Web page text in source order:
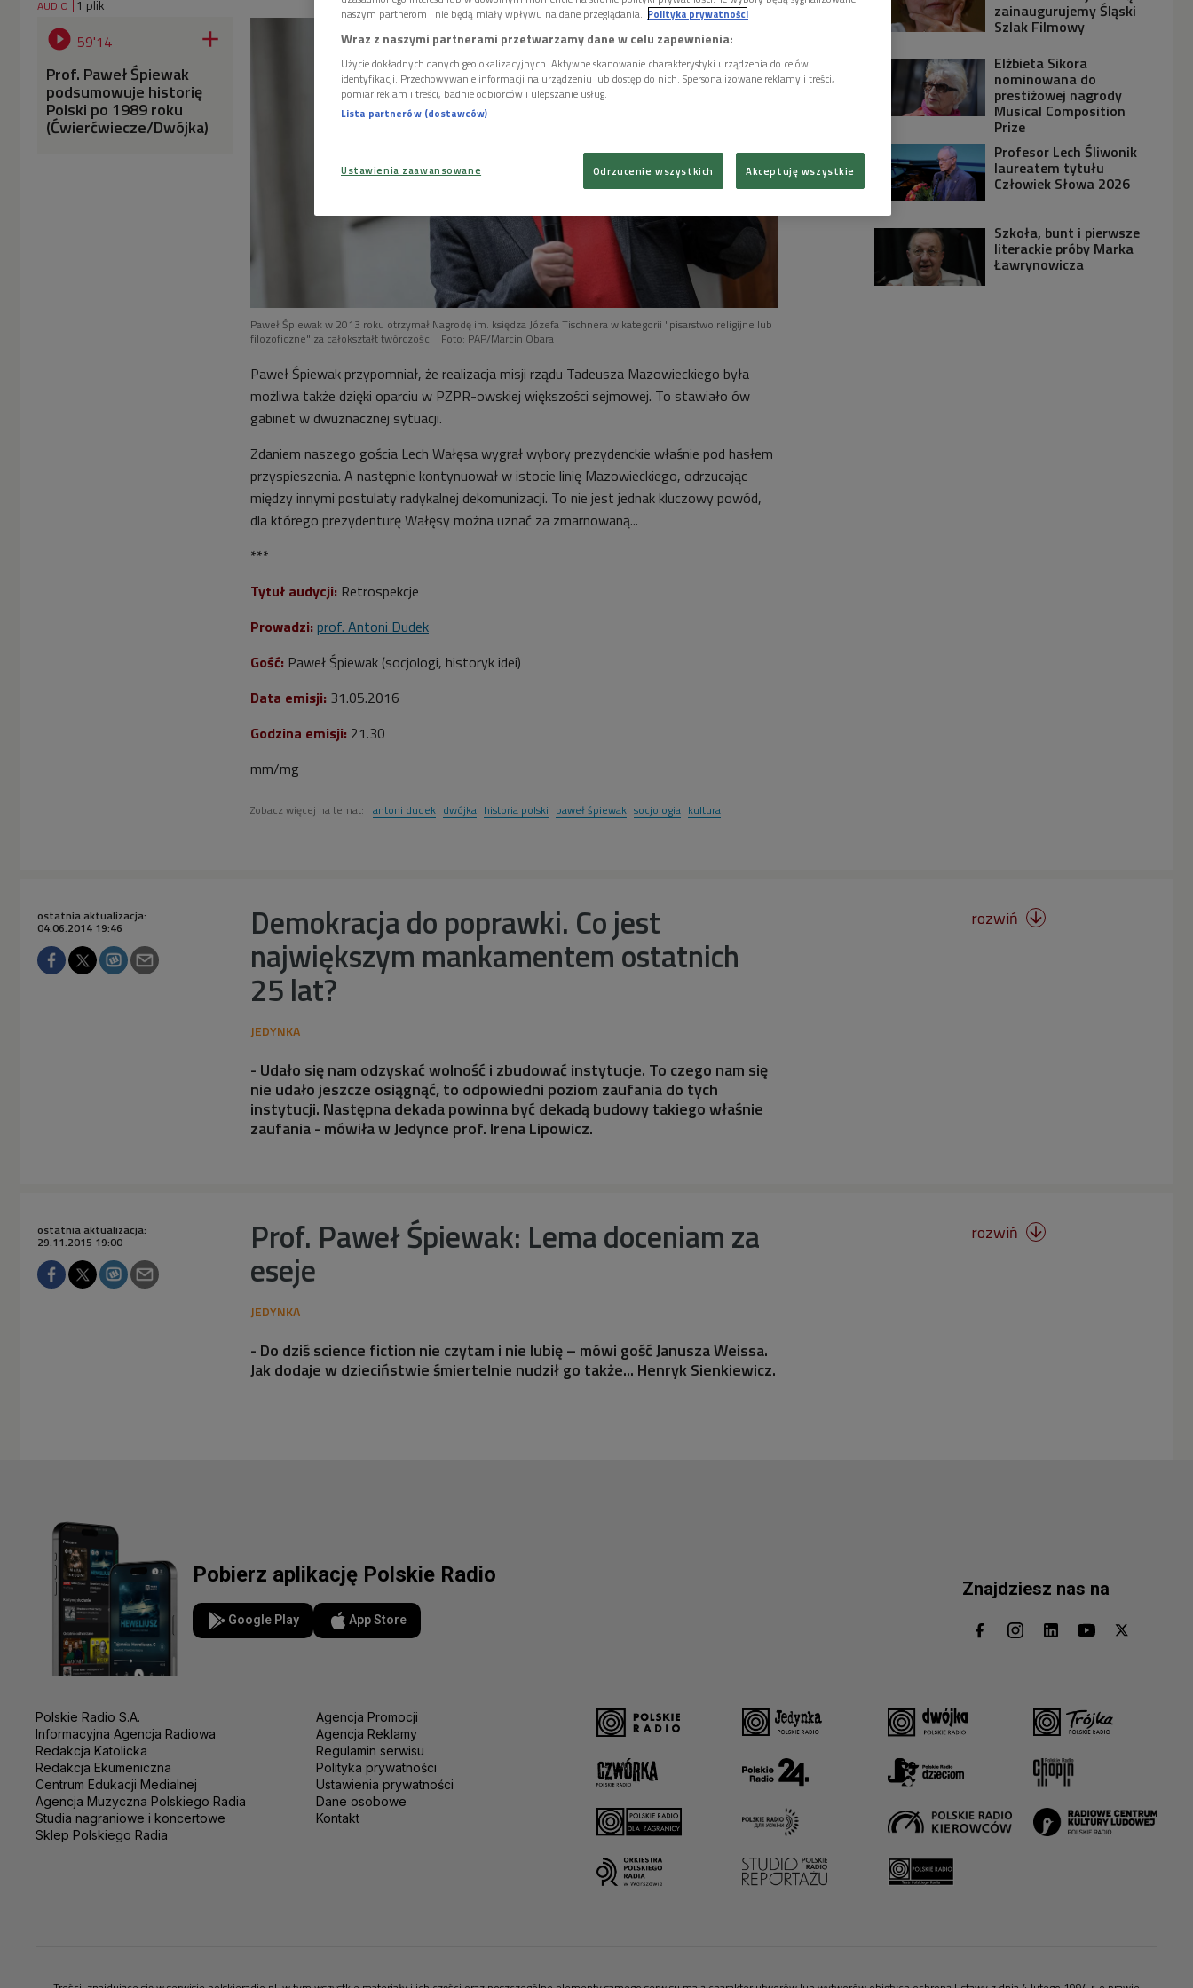
AUDIO 1 plik
 59'14 
Prof. Paweł Śpiewak
podsumowuje historię
Polski po 1989 roku
(Ćwierćwiecze/Dwójka)
Paweł Śpiewak w 2013 roku otrzymał Nagrodę im. księdza Józefa Tischnera w kategorii "pisarstwo religijne lub
filozoficzne" za całokształt twórczości
Foto: PAP/Marcin Obara
Paweł Śpiewak przypomniał, że realizacja misji rządu Tadeusza Mazowieckiego była
możliwa także dzięki oparciu w PZPR-owskiej większości sejmowej. To stawiało ów
gabinet w dwuznacznej sytuacji.
Zdaniem naszego gościa Lech Wałęsa wygrał wybory prezydenckie właśnie pod hasłem
przyspieszenia. A następnie kontynuował w istocie linię Mazowieckiego, odrzucając
między innymi postulaty radykalnej dekomunizacji. To nie jest jednak kluczowy powód,
dla którego prezydenturę Wałęsy można uznać za zmarnowaną...
***
Tytuł audycji: Retrospekcje
Prowadzi: prof. Antoni Dudek
Gość: Paweł Śpiewak (socjologi, historyk idei)
Data emisji: 31.05.2016
Godzina emisji: 21.30
mm/mg
Zobacz więcej na temat: antoni dudek dwójka historia polski paweł śpiewak socjologia kultura
zainaugurujemy Śląski
Szlak Filmowy
Elżbieta Sikora
nominowana do
prestiżowej nagrody
Musical Composition
Prize
Profesor Lech Śliwonik
laureatem tytułu
Człowiek Słowa 2026
Szkoła, bunt i pierwsze
literackie próby Marka
Ławrynowicza
Demokracja do poprawki. Co jest
największym mankamentem ostatnich
25 lat?
ostatnia aktualizacja:
04.06.2014 19:46
- Udało się nam odzyskać wolność i zbudować instytucje. To czego nam się
nie udało jeszcze osiągnąć, to odpowiedni poziom zaufania do tych
instytucji. Następna dekada powinna być dekadą budowy takiego właśnie
zaufania - mówiła w Jedynce prof. Irena Lipowicz.
rozwiń 
Prof. Paweł Śpiewak: Lema doceniam za
eseje
ostatnia aktualizacja:
29.11.2015 19:00
- Do dziś science fiction nie czytam i nie lubię – mówi gość Janusza Weissa.
Jak dodaje w dzieciństwie śmiertelnie nudził go także... Henryk Sienkiewicz.
rozwiń 
Pobierz aplikację Polskie Radio
Google Play App Store
Znajdziesz nas na
Polskie Radio S.A.
Informacyjna Agencja Radiowa
Redakcja Katolicka
Redakcja Ekumeniczna
Centrum Edukacji Medialnej
Agencja Muzyczna Polskiego Radia
Studia nagraniowe i koncertowe
Sklep Polskiego Radia
Agencja Promocji
Agencja Reklamy
Regulamin serwisu
Polityka prywatności
Ustawienia prywatności
Dane osobowe
Kontakt
naszym partnerom i nie będą miały wpływu na dane przeglądania. Polityka prywatności
Wraz z naszymi partnerami przetwarzamy dane w celu zapewnienia:
Użycie dokładnych danych geolokalizacyjnych. Aktywne skanowanie charakterystyki urządzenia do celów
identyfikacji. Przechowywanie informacji na urządzeniu lub dostęp do nich. Spersonalizowane reklamy i treści,
pomiar reklam i treści, badnie odbiorców i ulepszanie usług.
Lista partnerów (dostawców)
Ustawienia zaawansowane Odrzucenie wszystkich Akceptuję wszystkie